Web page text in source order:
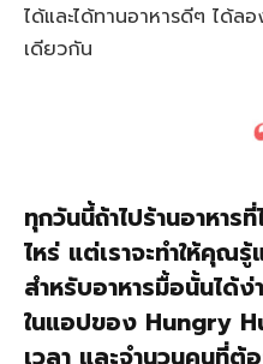
ได้และได้ทานอาหารดีๆ ได้ล
เดียวกัน
ทุกวันนี้ถ้าไปร้านอาหารที่
ไหร่ แต่เราจะทำให้คุณ
สำหรับอาหารมื้อนั้นไ
ในแอปของ Hungry
เวลา และจำนวนคนที่ต้